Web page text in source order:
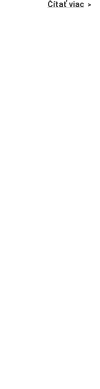
Čítať viac